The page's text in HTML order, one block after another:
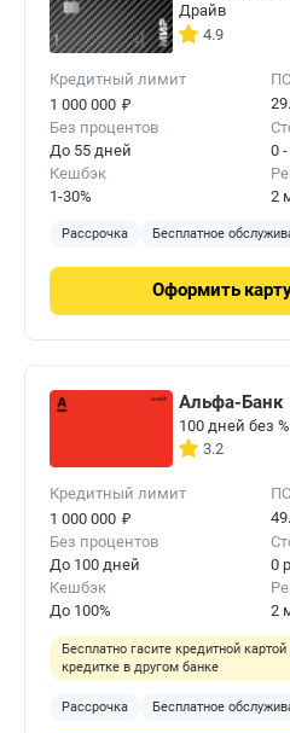
Драйв
4.9
Кредитный лимит
1 000 000 ₽
Без процентов
До 55 дней
0
Кешбэк
1-30%
2
Рассрочка Бесплатное
Оформить
Альфа-Банк
100 дней без
3.2
Кредитный лимит
1 000 000 ₽
Без процентов
До 100 дней
0
Кешбэк
До 100%
2
Бесплатно гасите кредитной
кредитке в другом банке
Рассрочка Бесплатное